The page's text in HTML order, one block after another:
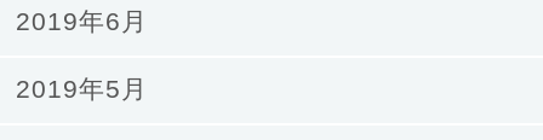
2019年6月
2019年5月